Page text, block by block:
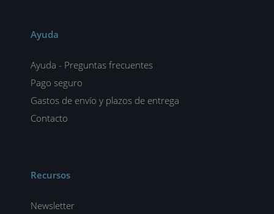
Ayuda
Ayuda - Preguntas frecuentes
Pago seguro
Gastos de envío y plazos de entrega
Contacto
Recursos
Newsletter